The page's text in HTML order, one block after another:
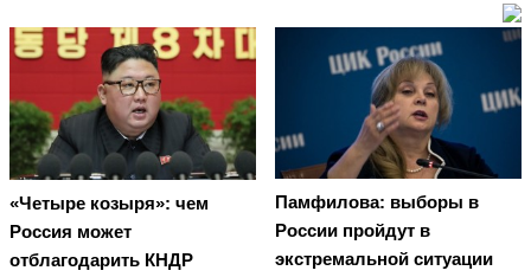
«Четыре козыря»: чем
Россия может
отблагодарить КНДР
Памфилова: выборы в
России пройдут в
экстремальной ситуации